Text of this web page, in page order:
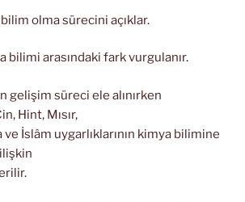
bilim olma sürecini açıklar.
bilimi arasındaki fark vurgulanır.
gelişim süreci ele alınırken
Hint, Mısır,
ve İslâm uygarlıklarının kimya bilimine
ilişkin